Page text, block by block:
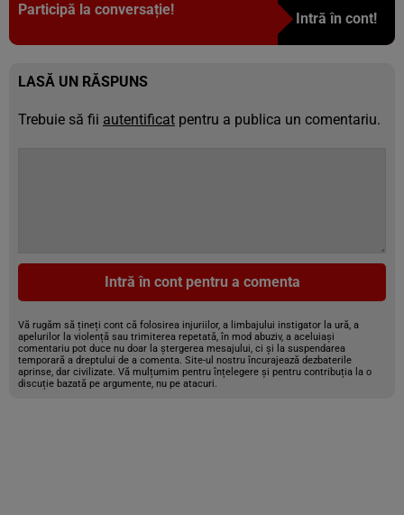
Participă la conversație!
Intră în cont!
LASĂ UN RĂSPUNS
Trebuie să fii autentificat pentru a publica un comentariu.
Intră în cont pentru a comenta
Vă rugăm să țineți cont că folosirea injuriilor, a limbajului instigator la ură, a
apelurilor la violență sau trimiterea repetată, în mod abuziv, a aceluiași
comentariu pot duce nu doar la ștergerea mesajului, ci și la suspendarea
temporară a dreptului de a comenta. Site-ul nostru încurajează dezbaterile
aprinse, dar civilizate. Vă mulțumim pentru înțelegere și pentru contribuția la o
discuție bazată pe argumente, nu pe atacuri.